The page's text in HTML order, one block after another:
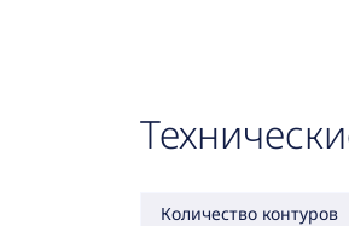
Количество контуров